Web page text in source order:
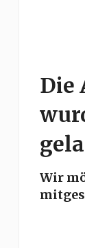
Die
Wir